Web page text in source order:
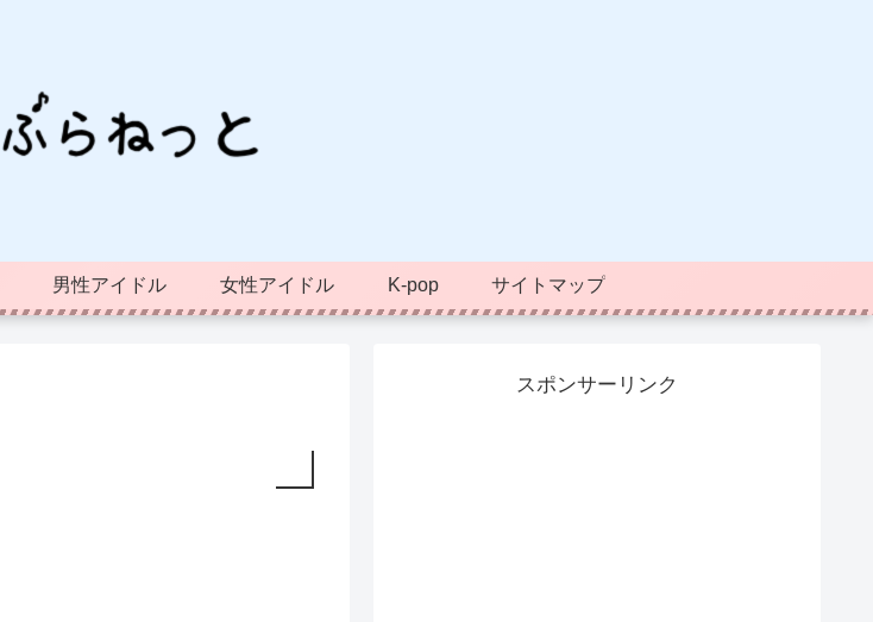
男性アイドル 女性アイドル K-pop サイトマップ
スポンサーリンク